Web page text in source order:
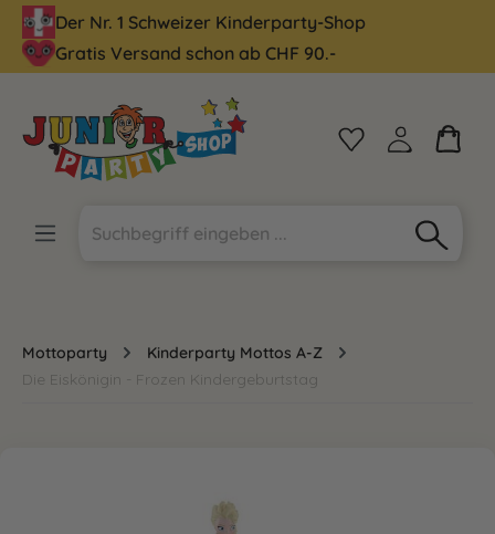
springen
Der Nr. 1 Schweizer Kinderparty-Shop
Gratis Versand schon ab CHF 90.-
Mottoparty
Kinderparty Mottos A-Z
Die Eiskönigin - Frozen Kindergeburtstag
Bildergalerie überspringen